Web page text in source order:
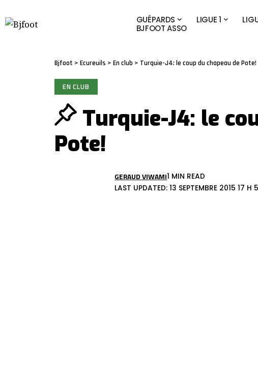
GUÉPARDS LIGUE 1
BJFOOT ASSO
Bjfoot > Ecureuils > En club > Turquie-J4: le coup du chapeau de Pote!
EN CLUB
Turquie-J4: le
Pote!
LAST UPDATED: 13 SEPTEMBRE 2015 17 H
GERAUD VIWAMI1 MIN READ